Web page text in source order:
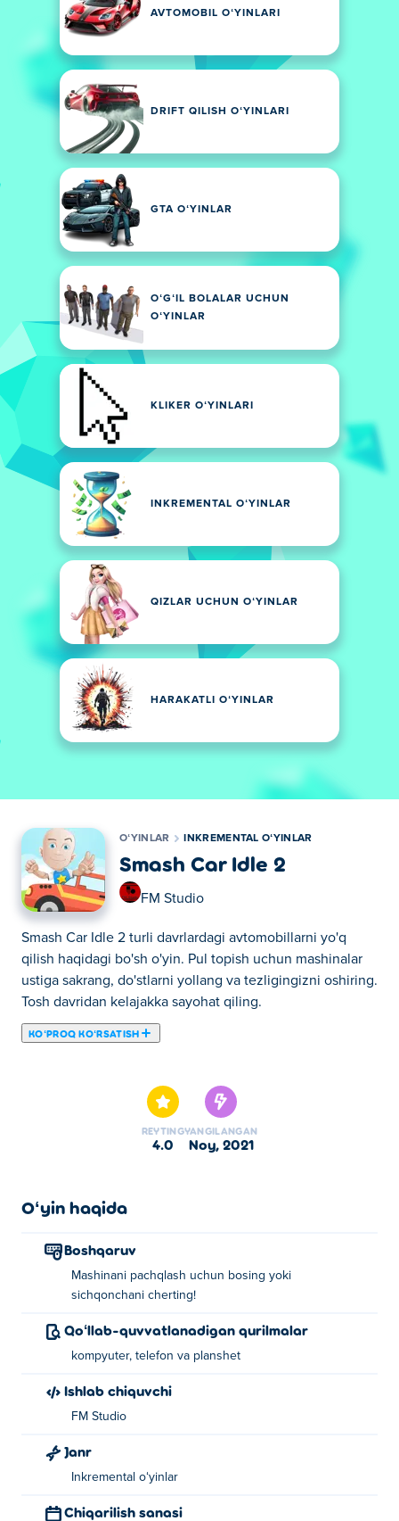
AVTOMOBIL OʻYINLARI
DRIFT QILISH OʻYINLARI
GTA OʻYINLAR
OʻGʻIL BOLALAR UCHUN
OʻYINLAR
KLIKER OʻYINLARI
INKREMENTAL OʻYINLAR
QIZLAR UCHUN OʻYINLAR
HARAKATLI OʻYINLAR
OʻYINLAR INKREMENTAL OʻYINLAR
Smash Car Idle 2
FM Studio
Smash Car Idle 2 turli davrlardagi avtomobillarni yo'q
qilish haqidagi bo'sh o'yin. Pul topish uchun mashinalar
ustiga sakrang, do'stlarni yollang va tezligingizni oshiring.
Tosh davridan kelajakka sayohat qiling.
KOʻPROQ KOʻRSATISH
REYTING
4.0
YANGILANGAN
noy, 2021
Oʻyin haqida
Boshqaruv
Mashinani pachqlash uchun bosing yoki
sichqonchani cherting!
Qoʻllab-quvvatlanadigan qurilmalar
kompyuter, telefon va planshet
Ishlab chiquvchi
FM Studio
Janr
Inkremental oʻyinlar
Chiqarilish sanasi